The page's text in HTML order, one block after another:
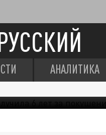
АНАЛИТИКА